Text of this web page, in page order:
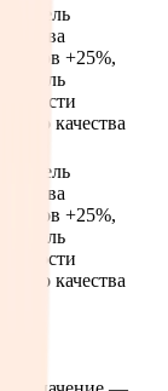
+25%,
качества
+25%,
качества